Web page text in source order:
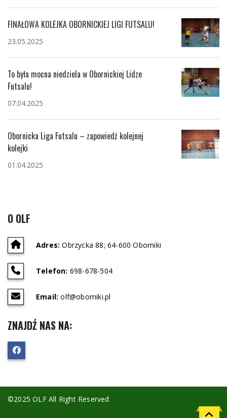
FINAŁOWA KOLEJKA OBORNICKIEJ LIGI FUTSALU!
23.05.2025
To była mocna niedziela w Obornickiej Lidze
Futsalu!
07.04.2025
Obornicka Liga Futsalu – zapowiedź kolejnej
kolejki
01.04.2025
O OLF
Adres: Obrzycka 88; 64-600 Oborniki
Telefon: 698-678-504
Email: olf@oborniki.pl
ZNAJDŹ NAS NA:
©2025 OLF All Right Reserved